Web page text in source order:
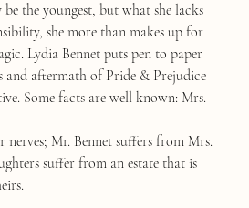
the youngest, but what she lacks
she more than makes up for
Lydia Bennet puts pen to paper
and aftermath of Pride & Prejudice
Some facts are well known: Mrs.
nerves; Mr. Bennet suffers from Mrs.
suffer from an estate that is